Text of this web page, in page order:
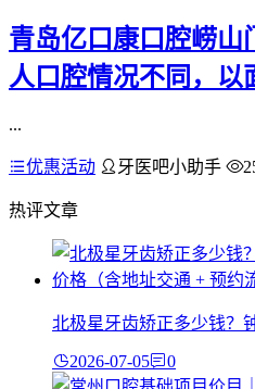
青岛亿口康口腔崂山
人口腔情况不同，以
...
优惠活动 牙医吧小助手
热评文章
北极星牙齿矫正多少钱？
2026-07-05 0